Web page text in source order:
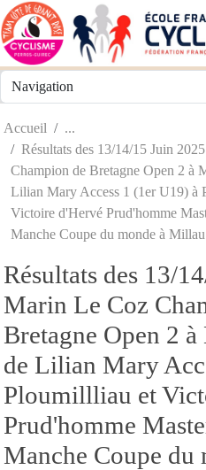
Accueil
Résultats des 13/14/15 Juin
Champion de Bretagne Open 2 à
Lilian Mary Access 1 (1er U19) à
Victoire d'Hervé Prud'homme
Manche Coupe du monde à Millau
Résultats des 13/
Marin Le Coz
Bretagne Open 2
de Lilian Mary
Ploumillliau et
Prud'homme
Manche Coupe du
Panneau de gestion des cookies